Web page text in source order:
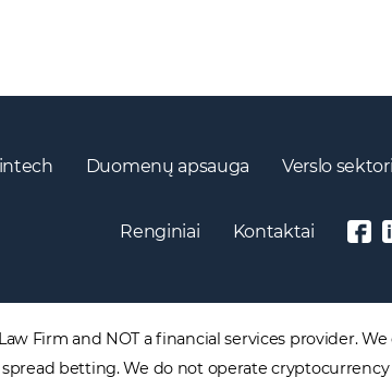
Duomenų apsauga Verslo
Renginiai Kontaktai
Firm and NOT a financial services provider.
betting. We do not operate cryptocurrency